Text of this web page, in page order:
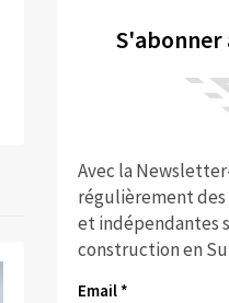
S'abonner
Avec la
régulièrement
et indépendantes
construction en
Email *